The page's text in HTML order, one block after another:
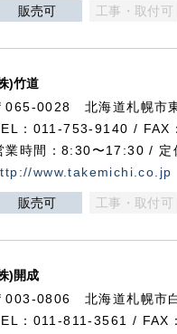
販売可 工事・取付可
)竹道
065-0028 北海道札幌市
：011-753-9140 /
業時間：8:30〜17:30 / 定
www.takemichi.co.jp
販売可 工事・取付可
)開成
003-0806 北海道札幌市
：011-811-3561 / FAX